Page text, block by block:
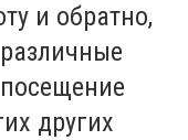
и обратно,
других